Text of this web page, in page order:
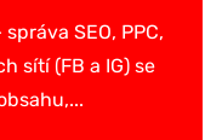
SEO, PPC,
sítí (FB a IG) se